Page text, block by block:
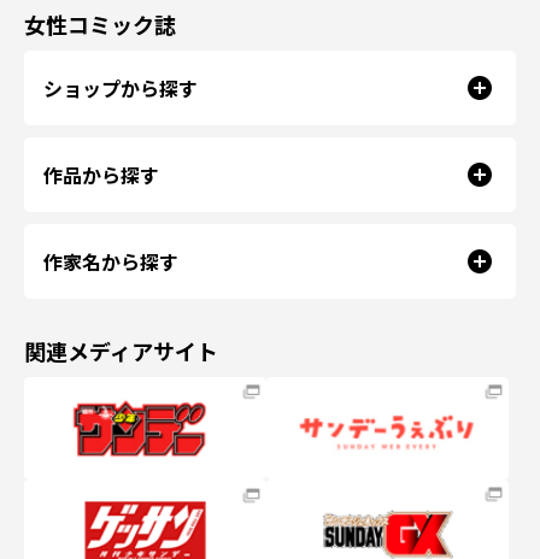
女性コミック誌
ショップから探す
作品から探す
作家名から探す
関連メディアサイト